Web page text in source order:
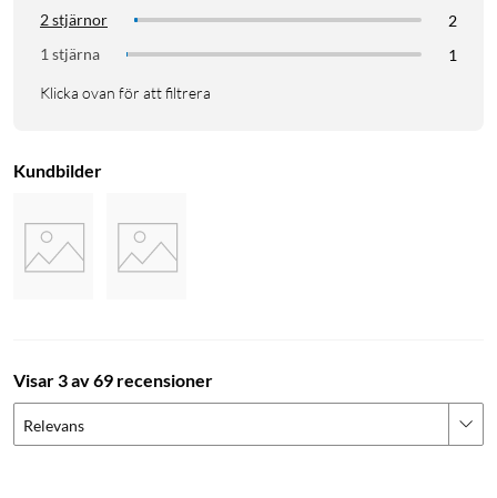
2 stjärnor
2
1 stjärna
1
Klicka ovan för att filtrera
Kundbilder
Visar 3 av 69 recensioner
Relevans